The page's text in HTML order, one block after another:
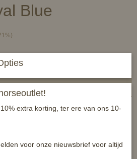
Blue
tasje.
extra korting, ter ere van ons 10-
voor onze nieuwsbrief voor altijd